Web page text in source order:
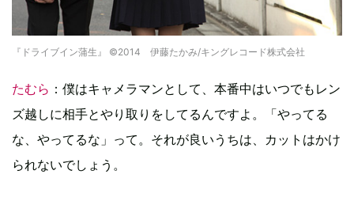
『ドライブイン蒲生』 ©2014 伊藤たかみ/キングレコード株式会社
たむら ：僕はキャメラマンとして、本番中はいつでもレン
ズ越しに相手とやり取りをしてるんですよ。「やってる
な、やってるな」って。それが良いうちは、カットはかけ
られないでしょう。